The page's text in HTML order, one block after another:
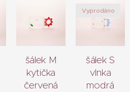
šálek M
kytička
červená
šálek S
vlnka
modrá
Vyprodáno